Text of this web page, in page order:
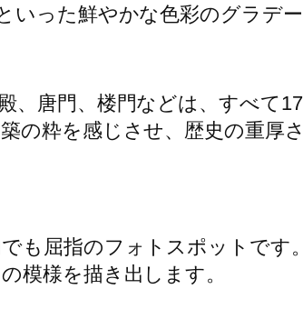
いった鮮やかな色彩のグラデ
、唐門、楼門などは、すべて
の粋を感じさせ、歴史の重厚
も屈指のフォトスポットです
模様を描き出します。